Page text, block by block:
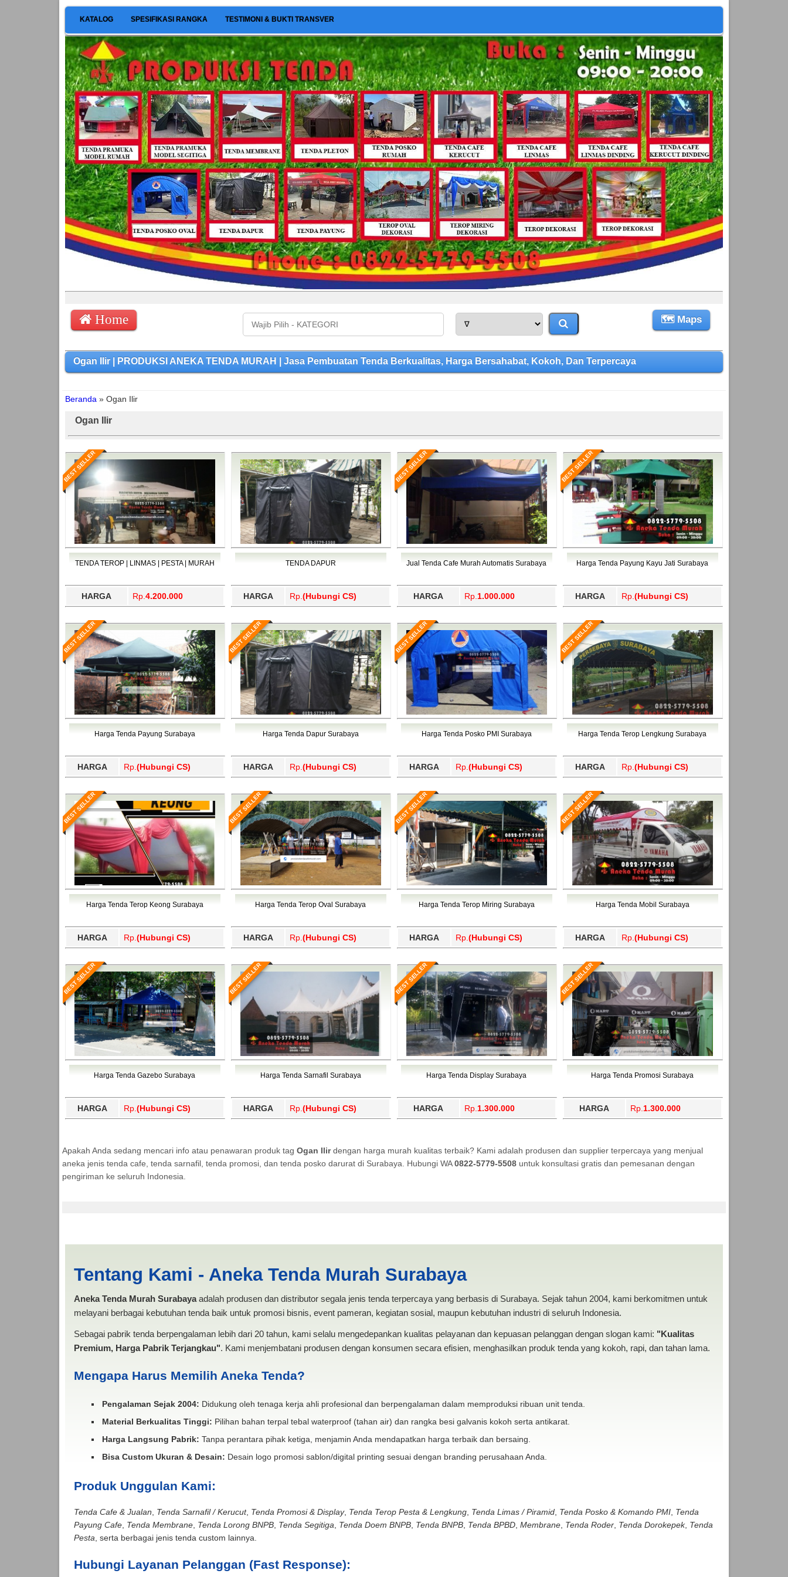
KATALOG SPESIFIKASI RANGKA TESTIMONI & BUKTI TRANSVER
Home 🗺 Maps
Ogan Ilir | PRODUKSI ANEKA TENDA MURAH | Jasa Pembuatan Tenda Berkualitas, Harga Bersahabat, Kokoh, Dan Terpercaya
Beranda » Ogan Ilir
Ogan Ilir
BEST SELLER
TENDA TEROP | LINMAS | PESTA | MURAH
HARGA Rp. 4.200.000
TENDA DAPUR
HARGA Rp. (Hubungi CS)
BEST SELLER
Jual Tenda Cafe Murah Automatis Surabaya
HARGA Rp. 1.000.000
BEST SELLER
Harga Tenda Payung Kayu Jati Surabaya
HARGA Rp. (Hubungi CS)
BEST SELLER
Harga Tenda Payung Surabaya
HARGA Rp. (Hubungi CS)
BEST SELLER
Harga Tenda Dapur Surabaya
HARGA Rp. (Hubungi CS)
BEST SELLER
Harga Tenda Posko PMI Surabaya
HARGA Rp. (Hubungi CS)
BEST SELLER
Harga Tenda Terop Lengkung Surabaya
HARGA Rp. (Hubungi CS)
BEST SELLER
Harga Tenda Terop Keong Surabaya
HARGA Rp. (Hubungi CS)
BEST SELLER
Harga Tenda Terop Oval Surabaya
HARGA Rp. (Hubungi CS)
BEST SELLER
Harga Tenda Terop Miring Surabaya
HARGA Rp. (Hubungi CS)
BEST SELLER
Harga Tenda Mobil Surabaya
HARGA Rp. (Hubungi CS)
BEST SELLER
Harga Tenda Gazebo Surabaya
HARGA Rp. (Hubungi CS)
BEST SELLER
Harga Tenda Sarnafil Surabaya
HARGA Rp. (Hubungi CS)
BEST SELLER
Harga Tenda Display Surabaya
HARGA Rp. 1.300.000
BEST SELLER
Harga Tenda Promosi Surabaya
HARGA Rp. 1.300.000
Apakah Anda sedang mencari info atau penawaran produk tag Ogan Ilirdengan harga murah kualitas terbaik? Kami adalah produsen dan supplier terpercaya yang menjual
aneka jenis tenda cafe, tenda sarnafil, tenda promosi, dan tenda posko darurat di Surabaya. Hubungi WA0822-5779-5508untuk konsultasi gratis dan pemesanan dengan
pengiriman ke seluruh Indonesia.
Tentang Kami - Aneka Tenda Murah Surabaya
Aneka Tenda Murah Surabayaadalah produsen dan distributor segala jenis tenda terpercaya yang berbasis di Surabaya. Sejak tahun 2004, kami berkomitmen untuk
melayani berbagai kebutuhan tenda baik untuk promosi bisnis, event pameran, kegiatan sosial, maupun kebutuhan industri di seluruh Indonesia.
Sebagai pabrik tenda berpengalaman lebih dari 20 tahun, kami selalu mengedepankan kualitas pelayanan dan kepuasan pelanggan dengan slogan kami: "Kualitas
Premium, Harga Pabrik Terjangkau". Kami menjembatani produsen dengan konsumen secara efisien, menghasilkan produk tenda yang kokoh, rapi, dan tahan lama.
Mengapa Harus Memilih Aneka Tenda?
Pengalaman Sejak 2004: Didukung oleh tenaga kerja ahli profesional dan berpengalaman dalam memproduksi ribuan unit tenda.
Material Berkualitas Tinggi: Pilihan bahan terpal tebal waterproof (tahan air) dan rangka besi galvanis kokoh serta antikarat.
Harga Langsung Pabrik: Tanpa perantara pihak ketiga, menjamin Anda mendapatkan harga terbaik dan bersaing.
Bisa Custom Ukuran & Desain: Desain logo promosi sablon/digital printing sesuai dengan branding perusahaan Anda.
Produk Unggulan Kami:
Tenda Cafe & Jualan Tenda Sarnafil / Kerucut, Tenda Promosi & Display, Tenda Terop Pesta & Lengkung, Tenda Limas / Piramid, Tenda Posko & Komando PMI, Tenda
Payung Cafe, Tenda Membrane, Tenda Lorong BNPB, Tenda Segitiga Tenda Doem BNPB, Tenda BNPB, Tenda BPBD, Membrane, Tenda Roder, Tenda Dorokepek, Tenda
Pesta , serta berbagai jenis tenda custom lainnya.
Hubungi Layanan Pelanggan (Fast Response):